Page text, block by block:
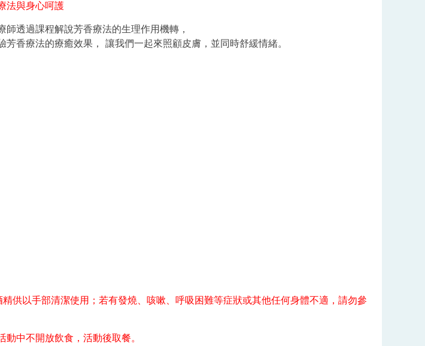
法與身心呵護
透過課程解說芳香療法的生理作用機轉，
香療法的療癒效果，
讓我們一起來照顧皮膚，並同時舒緩情緒。
供以手部清潔使用；若有發燒、咳嗽、呼吸困難等症狀或其他任何身體不適，請勿參
中不開放飲食，活動後取餐。